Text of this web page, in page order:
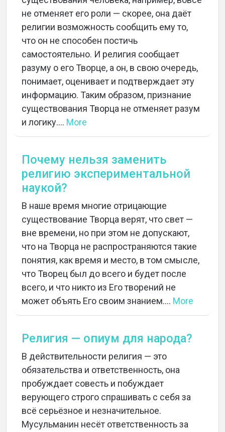
не отменяет его роли — скорее, она даёт
религии возможность сообщить ему то,
что он не способен постичь
самостоятельно. И религия сообщает
разуму о его Творце, а он, в свою очередь,
понимает, оценивает и подтверждает эту
информацию. Таким образом, признание
существования Творца не отменяет разум
и логику.... More
Почему нельзя заменить
религию экспериментальной
наукой?
В наше время многие отрицающие
существование Творца верят, что свет —
вне времени, но при этом не допускают,
что на Творца не распространяются такие
понятия, как время и место, в том смысле,
что Творец был до всего и будет после
всего, и что никто из Его творений не
может объять Его своим знанием.... More
Религия — опиум для народа?
В действительности религия — это
обязательства и ответственность, она
пробуждает совесть и побуждает
верующего строго спрашивать с себя за
всё серьёзное и незначительное.
Мусульманин несёт ответственность за